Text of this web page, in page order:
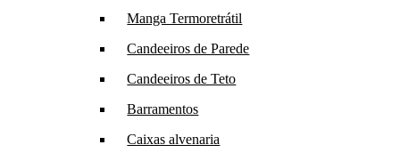
Manga Termoretrátil
Candeeiros de Parede
Candeeiros de Teto
Barramentos
Caixas alvenaria